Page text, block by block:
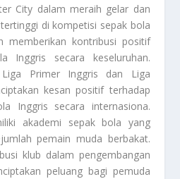
City dalam meraih gelar dan
di kompetisi sepak bola
memberikan kontribusi positif
Inggris secara keseluruhan.
Primer Inggris dan Liga
kesan positif terhadap
Inggris secara internasiona.
akademi sepak bola yang
pemain muda berbakat.
klub dalam pengembangan
peluang bagi pemuda